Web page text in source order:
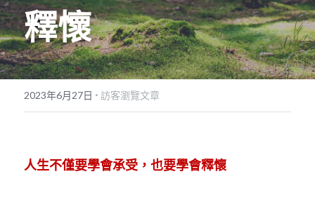
歡迎來電
POWERED BY
釋懷
2023年6月27日 · 訪客瀏覽文章
人生不僅要學會承受，也要學會釋懷